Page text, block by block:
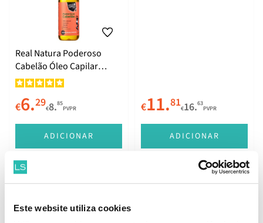
Este website utiliza cookies
Real Natura Poderoso
Cabelão Óleo Capilar
100ml
€6.29€8.85
PVPR
ADICIONAR
€11.81€16.63
PVPR
ADICIONAR
Real Natura Poderoso